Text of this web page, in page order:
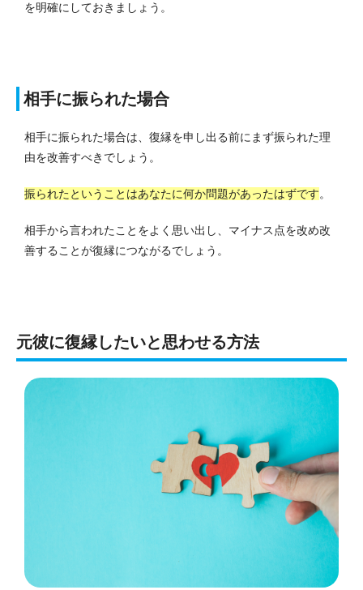
を明確にしておきましょう。
相手に振られた場合
相手に振られた場合は、復縁を申し出る前にまず振られた理
由を改善すべきでしょう。
振られたということはあなたに何か問題があったはずです。
相手から言われたことをよく思い出し、マイナス点を改め改
善することが復縁につながるでしょう。
元彼に復縁したいと思わせる方法